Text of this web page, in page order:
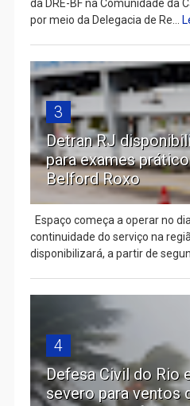
da DRE-BF na Comunidade da
por meio da Delegacia de Re...
3
Detran RJ
para exames
Belford Roxo
Espaço começa a operar no
continuidade do serviço na
disponibilizará, a partir de
4
Defesa Civil do Rio
severo para ventos